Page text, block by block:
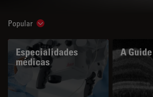
Popular Show subnavigation
Especialidades
médicas
A